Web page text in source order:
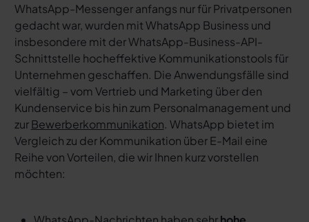
WhatsApp-Messenger anfangs nur für Privatpersonen
gedacht war, wurden mit WhatsApp Business und
insbesondere mit der WhatsApp-Business-API-
Schnittstelle hocheffektive Kommunikationstools für
Unternehmen geschaffen. Die Anwendungsfälle sind
vielfältig – vom Vertrieb und Marketing über den
Kundenservice bis hin zum Personalmanagement und
zurBewerberkommunikation. WhatsApp bietet im
Vergleich zu der Kommunikation über E-Mail eine
Reihe von Vorteilen, die wir Ihnen kurz vorstellen
möchten: